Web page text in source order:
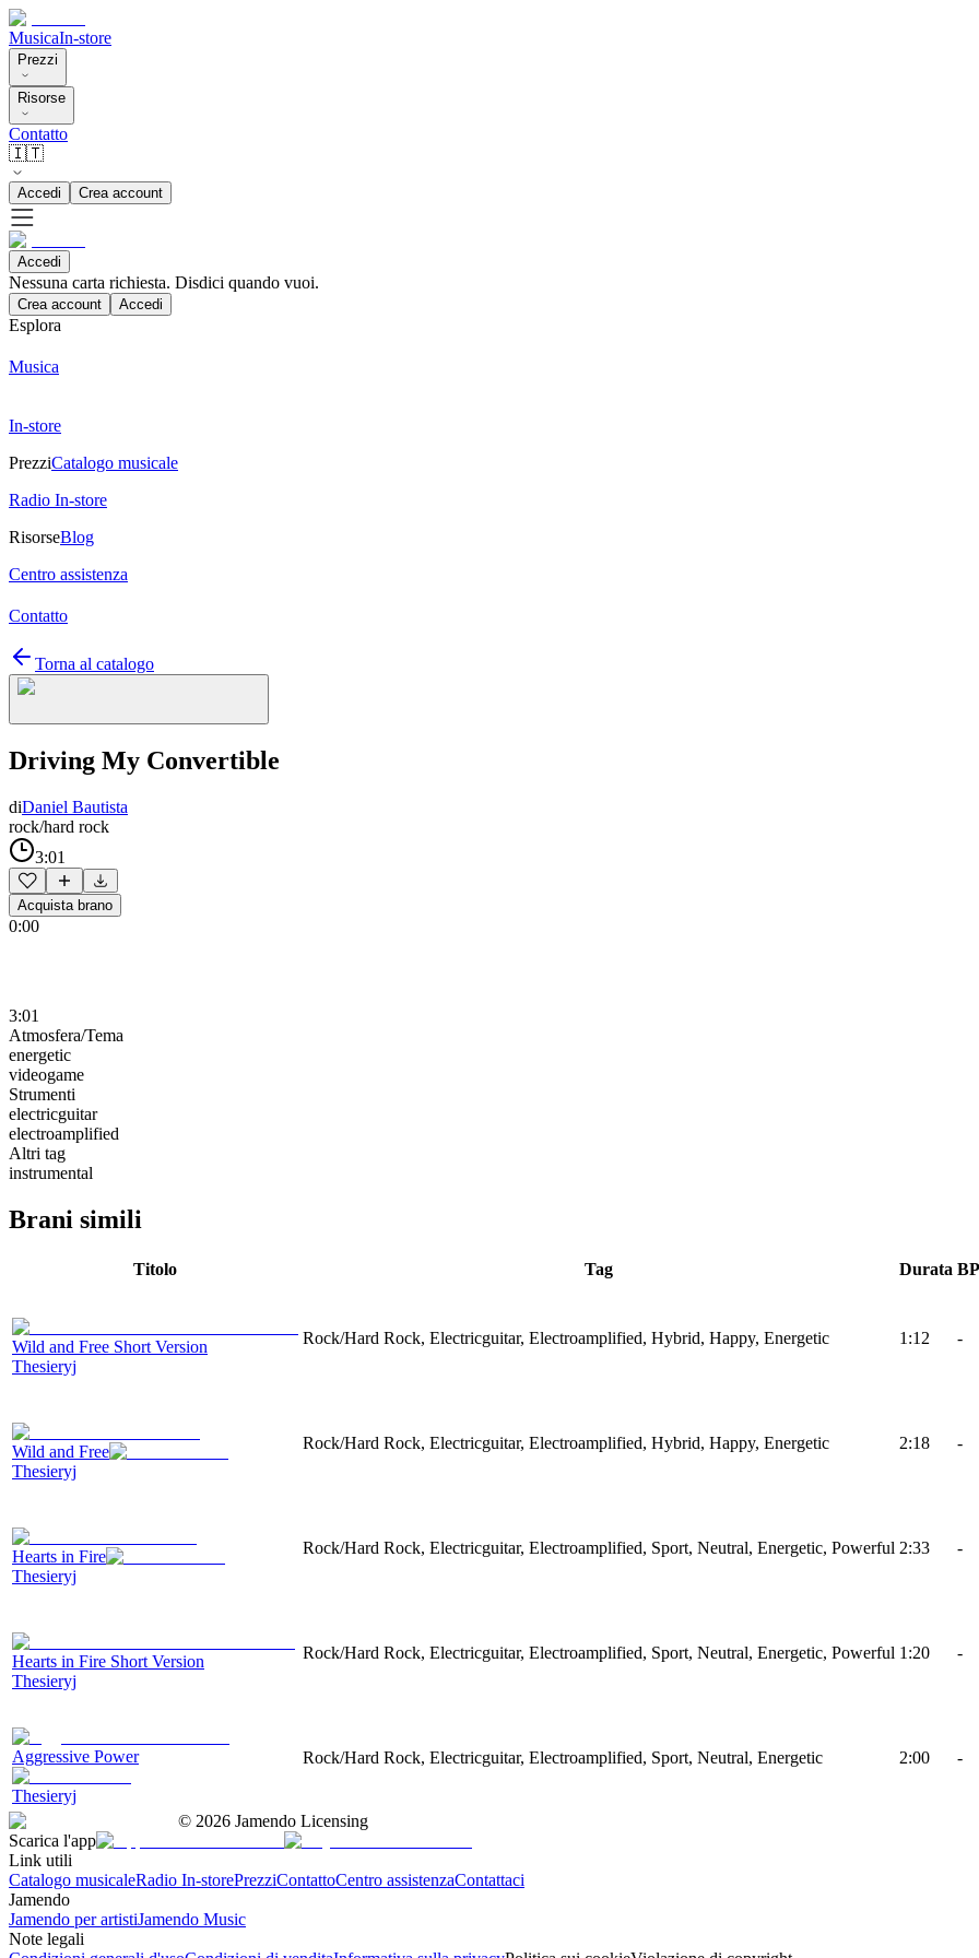
MusicaIn-store
Prezzi
Risorse
Contatto
🇮🇹
Accedi Crea account
Accedi
Nessuna carta richiesta. Disdici quando vuoi.
Crea account Accedi
Esplora
Musica
In-store
PrezziCatalogo musicale
Radio In-store
RisorseBlog
Centro assistenza
Contatto
Torna al catalogo
Driving My Convertible
diDaniel Bautista
rock/hard rock
3:01
Acquista brano
0:00
3:01
Atmosfera/Tema
energetic
videogame
Strumenti
electricguitar
electroamplified
Altri tag
instrumental
Brani simili
Titolo Tag Durata
Wild and Free Short Version
Thesieryj
Rock/Hard Rock, Electricguitar, Electroamplified, Hybrid, Happy, Energetic 1:12 -
Wild and Free
Thesieryj
Rock/Hard Rock, Electricguitar, Electroamplified, Hybrid, Happy, Energetic 2:18 -
Hearts in Fire
Thesieryj
Rock/Hard Rock, Electricguitar, Electroamplified, Sport, Neutral, Energetic, Powerful 2:33 -
Hearts in Fire Short Version
Thesieryj
Rock/Hard Rock, Electricguitar, Electroamplified, Sport, Neutral, Energetic, Powerful 1:20 -
Aggressive Power
Thesieryj
Rock/Hard Rock, Electricguitar, Electroamplified, Sport, Neutral, Energetic 2:00 -
© 2026 Jamendo Licensing
Scarica l'app
Link utili
Catalogo musicaleRadio In-storePrezziContattoCentro assistenzaContattaci
Jamendo
Jamendo per artistiJamendo Music
Note legali